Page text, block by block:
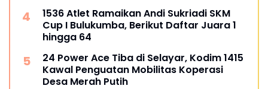
1536 Atlet Ramaikan Andi Sukriadi SKM
Cup I Bulukumba, Berikut Daftar Juara 1
hingga 64
24 Power Ace Tiba di Selayar, Kodim 1415
Kawal Penguatan Mobilitas Koperasi
Desa Merah Putih